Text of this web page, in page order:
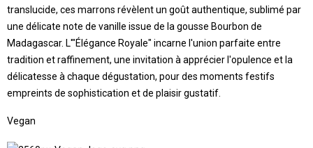
translucide, ces marrons révèlent un goût authentique, sublimé par
une délicate note de vanille issue de la gousse Bourbon de
Madagascar. L'"Élégance Royale" incarne l'union parfaite entre
tradition et raffinement, une invitation à apprécier l'opulence et la
délicatesse à chaque dégustation, pour des moments festifs
empreints de sophistication et de plaisir gustatif.
Vegan